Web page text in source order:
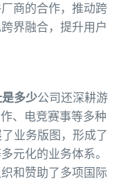
商的合作，推动跨
界融合，提升用户
多少公司还深耕游
、电竞赛事等多种
业务版图，形成了
元化的业务体系。
和赞助了多项国际